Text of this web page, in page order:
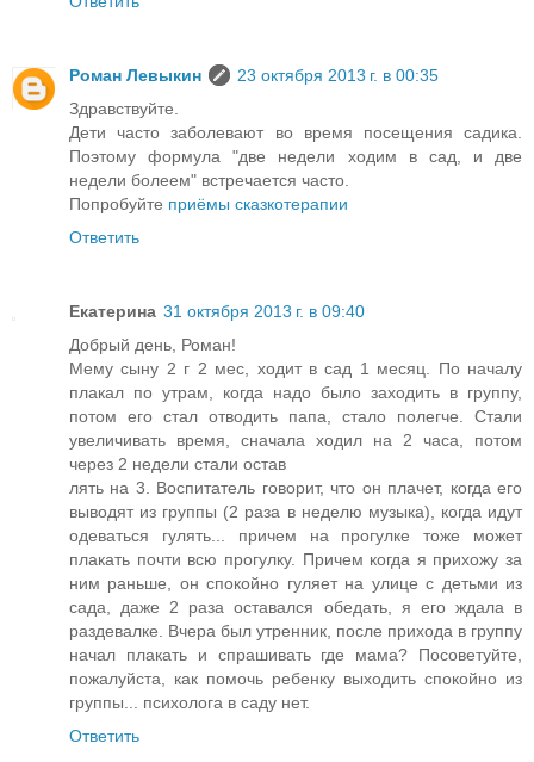
Роман Левыкин
23 октября 2013 г. в 00:35
Здравствуйте.
Дети часто заболевают во время посещения садика.
Поэтому формула "две недели ходим в сад, и две
недели болеем" встречается часто.
Попробуйте приёмы сказкотерапии
Ответить
Екатерина 31 октября 2013 г. в 09:40
Добрый день, Роман!
Мему сыну 2 г 2 мес, ходит в сад 1 месяц. По началу
плакал по утрам, когда надо было заходить в группу,
потом его стал отводить папа, стало полегче. Стали
увеличивать время, сначала ходил на 2 часа, потом
через 2 недели стали остав
лять на 3. Воспитатель говорит, что он плачет, когда его
выводят из группы (2 раза в неделю музыка), когда идут
одеваться гулять... причем на прогулке тоже может
плакать почти всю прогулку. Причем когда я прихожу за
ним раньше, он спокойно гуляет на улице с детьми из
сада, даже 2 раза оставался обедать, я его ждала в
раздевалке. Вчера был утренник, после прихода в группу
начал плакать и спрашивать где мама? Посоветуйте,
пожалуйста, как помочь ребенку выходить спокойно из
группы... психолога в саду нет.
Ответить